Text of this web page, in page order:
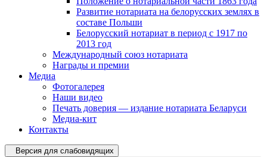
Развитие нотариата на белорусских землях в
составе Польши
Белорусский нотариат в период с 1917 по
2013 год
Международный союз нотариата
Награды и премии
Медиа
Фотогалерея
Наши видео
Печать доверия — издание нотариата Беларуси
Медиа-кит
Контакты
Версия для слабовидящих